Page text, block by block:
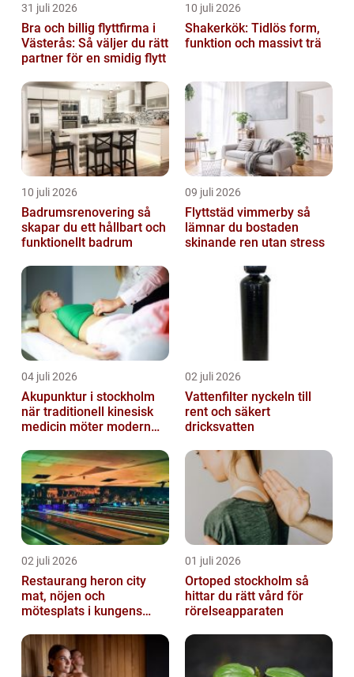
31 juli 2026
Bra och billig flyttfirma i
Västerås: Så väljer du rätt
partner för en smidig flytt
10 juli 2026
Shakerkök: Tidlös form,
funktion och massivt trä
10 juli 2026
Badrumsrenovering så
skapar du ett hållbart och
funktionellt badrum
09 juli 2026
Flyttstäd vimmerby så
lämnar du bostaden
skinande ren utan stress
04 juli 2026
Akupunktur i stockholm
när traditionell kinesisk
medicin möter modern
02 juli 2026
Vattenfilter nyckeln till
rent och säkert
dricksvatten
02 juli 2026
Restaurang heron city
mat, nöjen och
mötesplats i kungens
01 juli 2026
Ortoped stockholm så
hittar du rätt vård för
rörelseapparaten